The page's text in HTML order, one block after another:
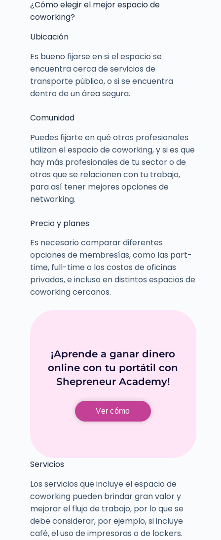
¿Cómo elegir el mejor espacio de
coworking?
Ubicación
Es bueno fijarse en si el espacio se
encuentra cerca de servicios de
transporte público, o si se encuentra
dentro de un área segura.
Comunidad
Puedes fijarte en qué otros profesionales
utilizan el espacio de coworking, y si es que
hay más profesionales de tu sector o de
otros que se relacionen con tu trabajo,
para así tener mejores opciones de
networking.
Precio y planes
Es necesario comparar diferentes
opciones de membresías, como las part-
time, full-time o los costos de oficinas
privadas, e incluso en distintos espacios de
coworking cercanos.
¡Aprende a ganar dinero
online con tu portátil con
Shepreneur Academy!
Ver cómo
Servicios
Los servicios que incluye el espacio de
coworking pueden brindar gran valor y
mejorar el flujo de trabajo, por lo que se
debe considerar, por ejemplo, si incluye
café, el uso de impresoras o de lockers.